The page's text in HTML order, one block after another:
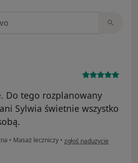
Do tego rozplanowany
Sylwia świetnie wszystko
• Masaż leczniczy • w opinii użytkownika S.G.
zgłoś nadużycie